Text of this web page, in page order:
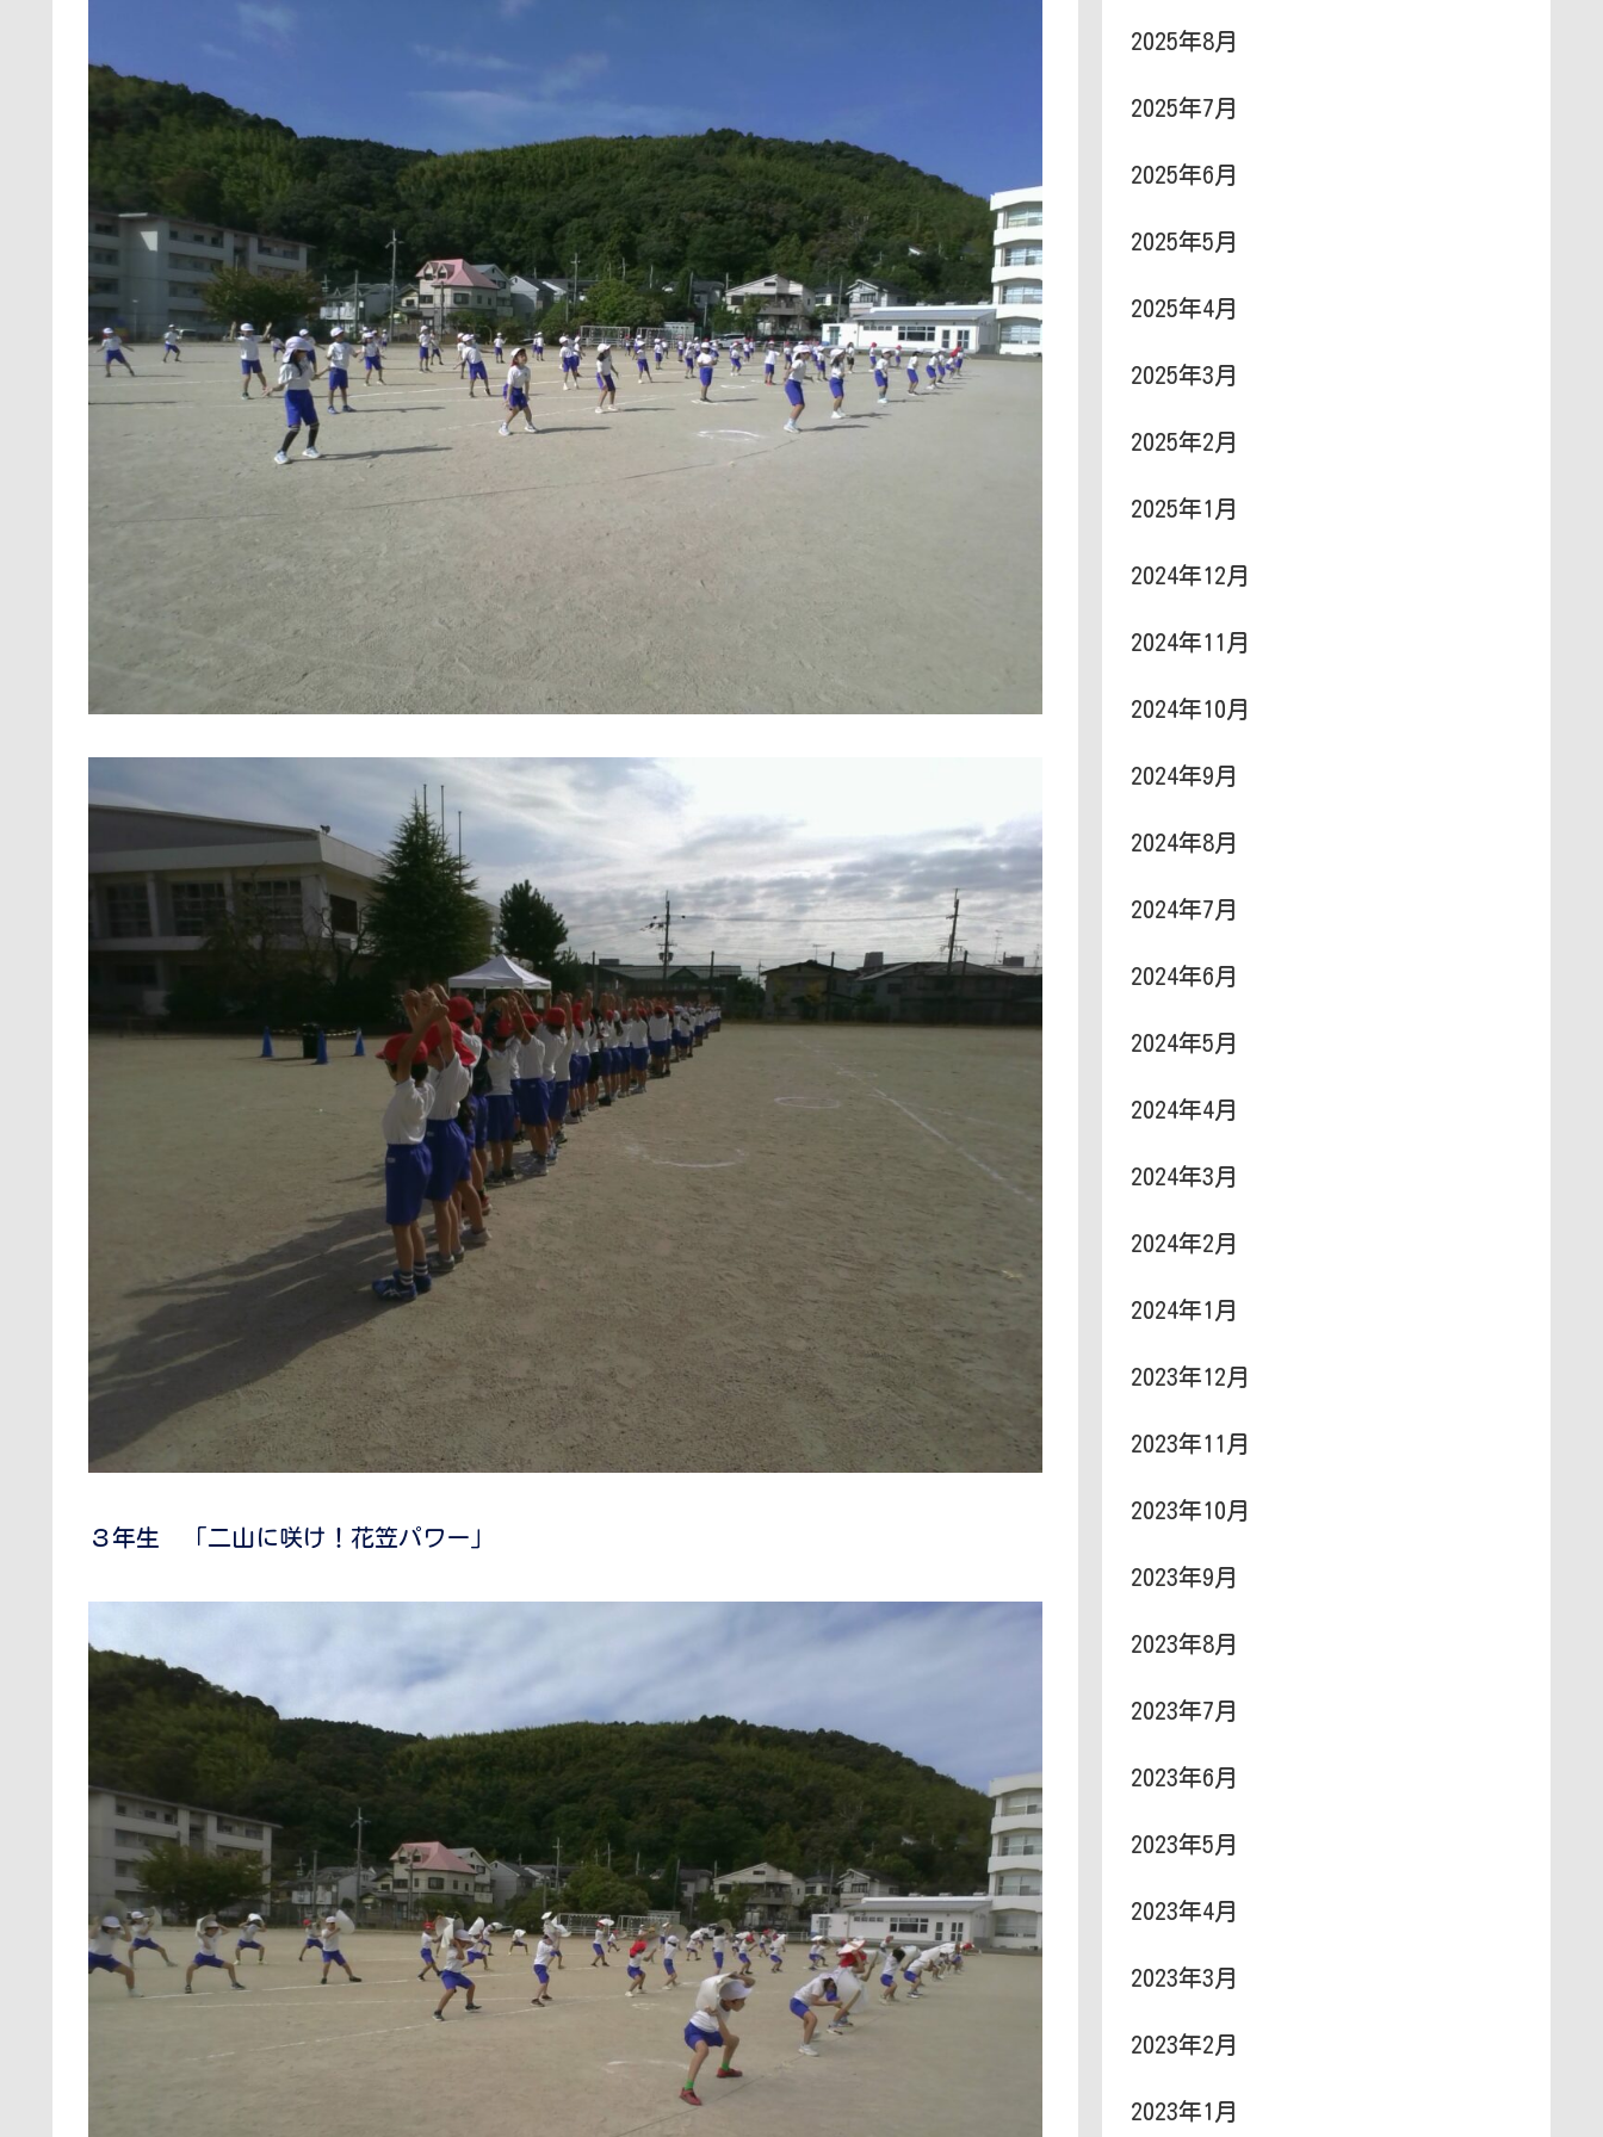
３年生 「二山に咲け！花笠パワー」
2025年8月
2025年7月
2025年6月
2025年5月
2025年4月
2025年3月
2025年2月
2025年1月
2024年12月
2024年11月
2024年10月
2024年9月
2024年8月
2024年7月
2024年6月
2024年5月
2024年4月
2024年3月
2024年2月
2024年1月
2023年12月
2023年11月
2023年10月
2023年9月
2023年8月
2023年7月
2023年6月
2023年5月
2023年4月
2023年3月
2023年2月
2023年1月